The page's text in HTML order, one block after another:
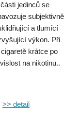
jedinců se
subjektivně
a tlumící
výkon. Při
krátce po
na nikotinu..
>> detail